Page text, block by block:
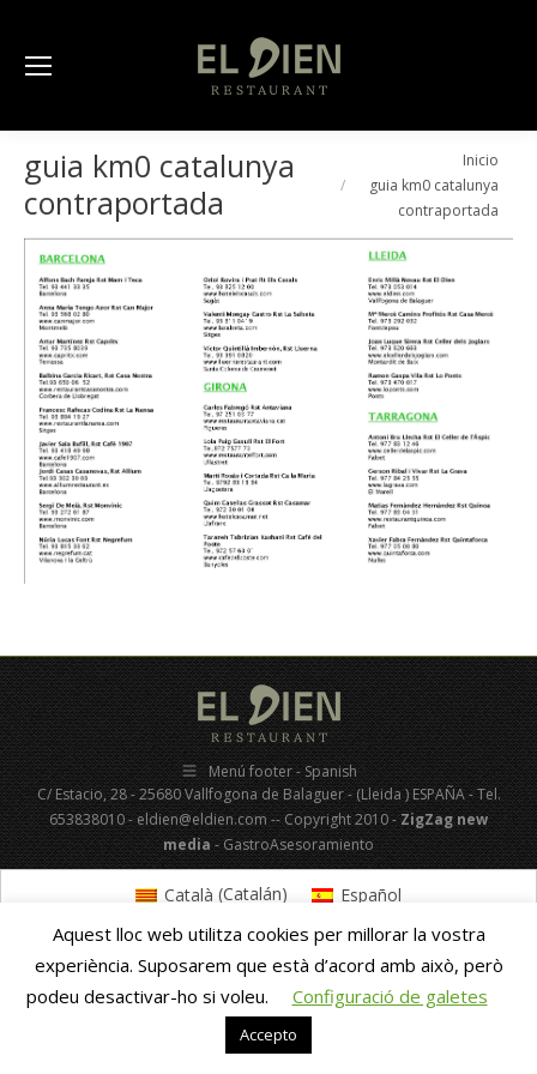
guia km0 catalunya
contraportada
Inicio
guia km0 catalunya
contraportada
Menú footer - Spanish
C/ Estacio, 28 - 25680 Vallfogona de Balaguer - (Lleida ) ESPAÑA - Tel.
653838010 - eldien@eldien.com -- Copyright 2010 -ZigZag new
media- GastroAsesoramiento
Aquest lloc web utilitza cookies per millorar la vostra
experiència. Suposarem que està d’acord amb això, però
podeu desactivar-ho si voleu.
Configuració de galetes
Accepto
Català (Catalán) Español